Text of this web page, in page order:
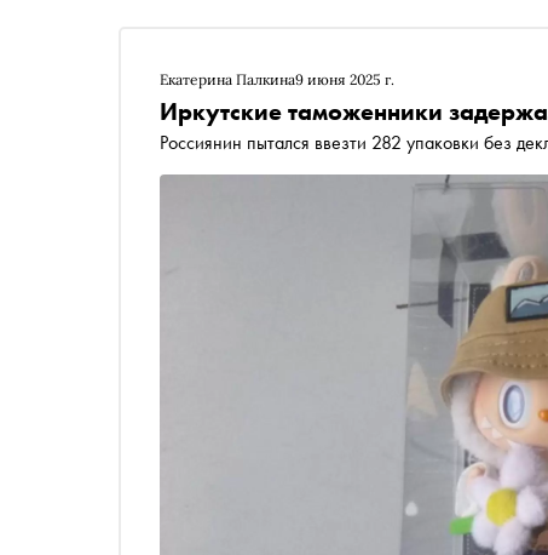
Екатерина Палкина9 июня 2025 г.
Иркутские таможенники
Россиянин пытался ввезти 282 упаковки без